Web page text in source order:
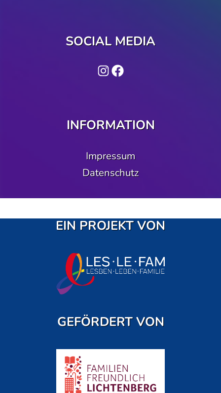
SOCIAL MEDIA
Instagram
Facebook
INFORMATION
Impressum
Datenschutz
EIN PROJEKT VON
GEFÖRDERT VON